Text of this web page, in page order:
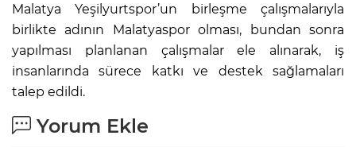
Malatya Yeşilyurtspor’un birleşme çalışmalarıyla
birlikte adının Malatyaspor olması, bundan sonra
yapılması planlanan çalışmalar ele alınarak, iş
insanlarında sürece katkı ve destek sağlamaları
talep edildi.
Yorum Ekle